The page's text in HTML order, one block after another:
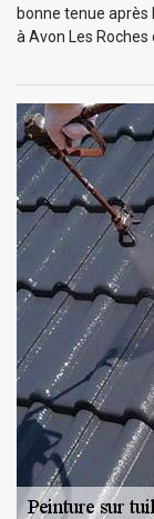
bonne tenue après
à Avon Les Roches